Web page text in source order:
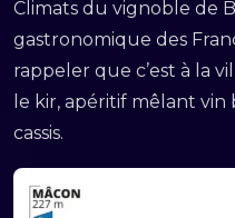
Climats du vignoble de
gastronomique des
rappeler que c’est à la
le kir, apéritif mêlant
cassis.